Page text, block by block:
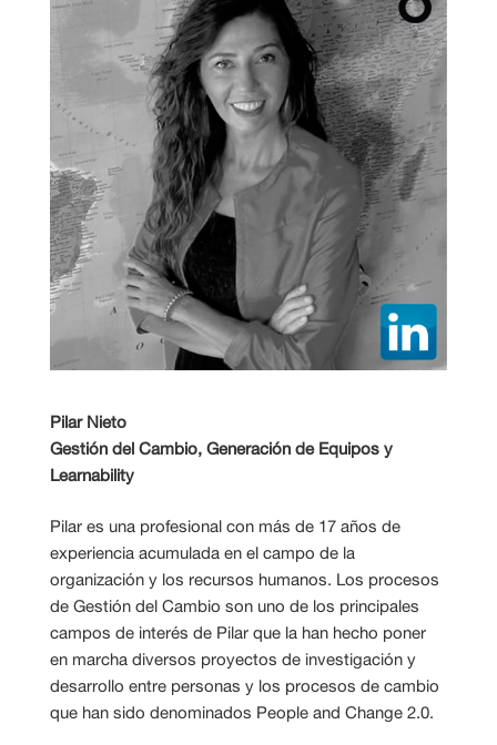
Pilar Nieto
Gestión del Cambio, Generación de Equipos y
Learnability
Pilar es una profesional con más de 17 años de
experiencia acumulada en el campo de la
organización y los recursos humanos. Los procesos
de Gestión del Cambio son uno de los principales
campos de interés de Pilar que la han hecho poner
en marcha diversos proyectos de investigación y
desarrollo entre personas y los procesos de cambio
que han sido denominados People and Change 2.0.